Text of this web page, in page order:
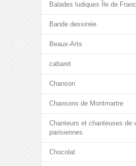
Balades ludiques Île de
Bande dessinée
Beaux-Arts
cabaret
Chanson
Chansons de Montmartre
Chanteurs et chanteuses de
parisiennes
Chocolat